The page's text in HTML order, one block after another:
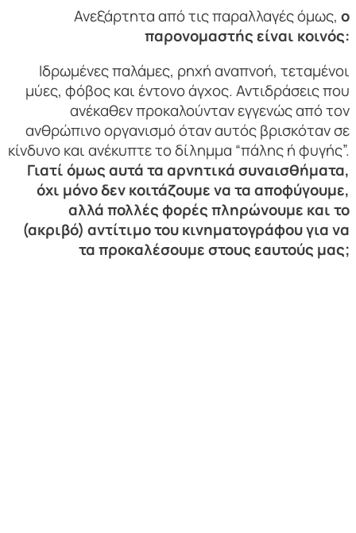
Ανεξάρτητα από τις παραλλαγές όμως, ο
παρονομαστής είναι κοινός:
Ιδρωμένες παλάμες, ρηχή αναπνοή, τεταμένοι
μύες, φόβος και έντονο άγχος. Αντιδράσεις που
ανέκαθεν προκαλούνταν εγγενώς από τον
ανθρώπινο οργανισμό όταν αυτός βρισκόταν σε
κίνδυνο και ανέκυπτε το δίλημμα “πάλης ή φυγής”.
Γιατί όμως αυτά τα αρνητικά συναισθήματα,
όχι μόνο δεν κοιτάζουμε να τα αποφύγουμε,
αλλά πολλές φορές πληρώνουμε και το
(ακριβό) αντίτιμο του κινηματογράφου για να
τα προκαλέσουμε στους εαυτούς μας;